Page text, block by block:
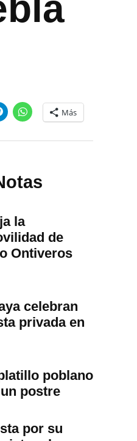
Más
la
de
Ontiveros
celebran
privada en
poblano
postre
por su